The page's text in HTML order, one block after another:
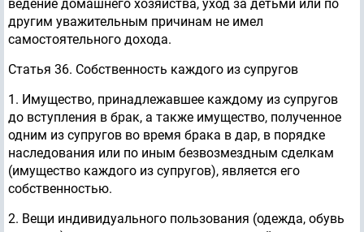
ведение домашнего хозяйства, уход за детьми или по
другим уважительным причинам не имел
самостоятельного дохода.
Статья 36. Собственность каждого из супругов
1. Имущество, принадлежавшее каждому из супругов
до вступления в брак, а также имущество, полученное
одним из супругов во время брака в дар, в порядке
наследования или по иным безвозмездным сделкам
(имущество каждого из супругов), является его
собственностью.
2. Вещи индивидуального пользования (одежда, обувь